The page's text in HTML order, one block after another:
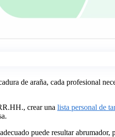
de araña, cada profesional
crear una lista personal de
puede resultar abrumador,